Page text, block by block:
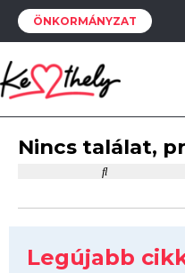
ÖNKORMÁNYZAT
Nincs találat,
Legújabb